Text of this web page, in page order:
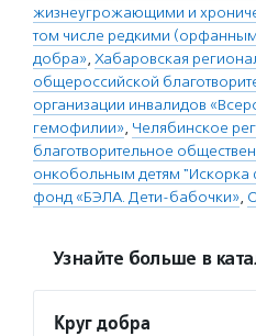
жизнеугрожающими и
том числе редкими
добра», Хабаровская
общероссийской
организации инвалидов
гемофилии», Челябинское
благотворительное
онкобольным детям "Искорка
фонд «БЭЛА. Дети-бабочки»,
Узнайте больше в
Круг добра